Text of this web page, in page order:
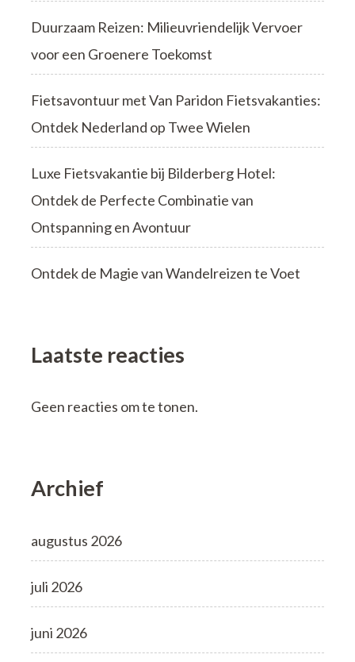
Duurzaam Reizen: Milieuvriendelijk Vervoer
voor een Groenere Toekomst
Fietsavontuur met Van Paridon Fietsvakanties:
Ontdek Nederland op Twee Wielen
Luxe Fietsvakantie bij Bilderberg Hotel:
Ontdek de Perfecte Combinatie van
Ontspanning en Avontuur
Ontdek de Magie van Wandelreizen te Voet
Laatste reacties
Geen reacties om te tonen.
Archief
augustus 2026
juli 2026
juni 2026